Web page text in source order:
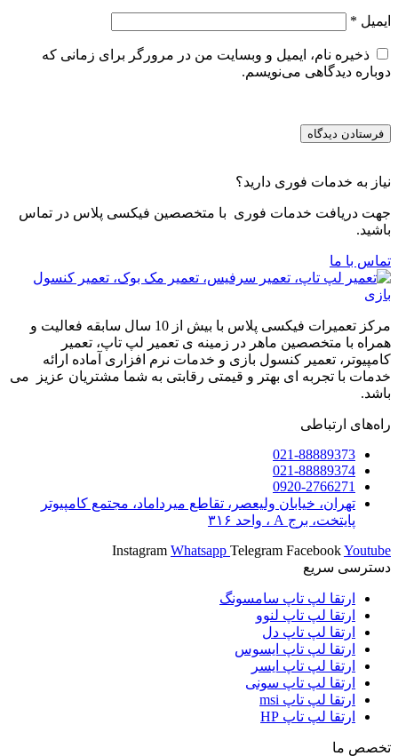
ایمیل *
ذخیره نام، ایمیل و وبسایت من در مرورگر برای زمانی که
دوباره دیدگاهی می‌نویسم.
نیاز به خدمات فوری دارید؟
جهت دریافت خدمات فوری با متخصصین فیکسی پلاس در تماس
باشید.
تماس با ما
مرکز تعمیرات فیکسی پلاس با بیش از 10 سال سابقه فعالیت و
همراه با متخصصین ماهر در زمینه ی تعمیر لپ تاپ، تعمیر
کامپیوتر، تعمیر کنسول بازی و خدمات نرم افزاری آماده ارائه
خدمات با تجربه ای بهتر و قیمتی رقابتی به شما مشتریان عزیز می
باشد.
راه‌های ارتباطی
021-88889373
021-88889374
0920-2766271
تهران، خیابان ولیعصر، تقاطع میرداماد، مجتمع کامپیوتر
پایتخت، برج A ، واحد ۳۱۶
Instagram Whatsapp Telegram FacebookYoutube
دسترسی سریع
ارتقا لپ تاپ سامسونگ
ارتقا لپ تاپ لنوو
ارتقا لپ تاپ دل
ارتقا لپ تاپ ایسوس
ارتقا لپ تاپ ایسر
ارتقا لپ تاپ سونی
ارتقا لپ تاپ msi
ارتقا لپ تاپ HP
تخصص ما